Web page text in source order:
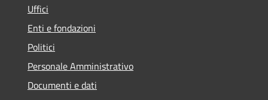
Uffici
Enti e fondazioni
Politici
Personale Amministrativo
Documenti e dati